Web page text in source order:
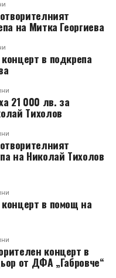
на Митка Георгиева
в подкрепа
21 000 лв. за
Тихолов
на Николай Тихолов
в помощ на
концерт в
от ДФА „Габровче“